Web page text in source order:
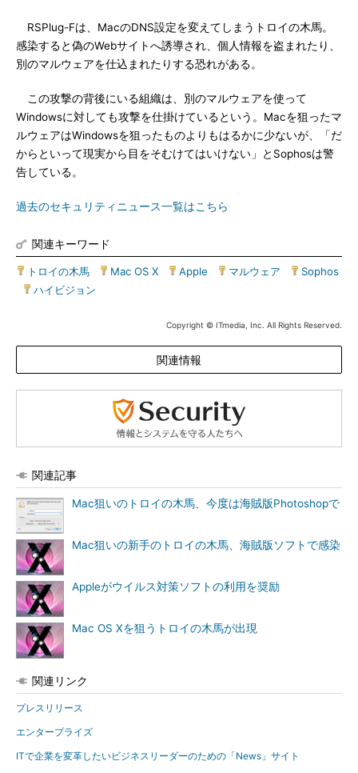
RSPlug-Fは、MacのDNS設定を変えてしまうトロイの木馬。
感染すると偽のWebサイトへ誘導され、個人情報を盗まれたり、
別のマルウェアを仕込まれたりする恐れがある。
この攻撃の背後にいる組織は、別のマルウェアを使って
Windowsに対しても攻撃を仕掛けているという。Macを狙ったマ
ルウェアはWindowsを狙ったものよりもはるかに少ないが、「だ
からといって現実から目をそむけてはいけない」とSophosは警
告している。
過去のセキュリティニュース一覧はこちら
関連キーワード
トロイの木馬 Mac OS X Apple マルウェア
Sophos
ハイビジョン
Copyright © ITmedia, Inc. All Rights Reserved.
関連情報
関連記事
Mac狙いのトロイの木馬、今度は海賊版Photoshopで
Mac狙いの新手のトロイの木馬、海賊版ソフトで感染
Appleがウイルス対策ソフトの利用を奨励
Mac OS Xを狙うトロイの木馬が出現
関連リンク
プレスリリース
エンタープライズ
ITで企業を変革したいビジネスリーダーのための「News」サイト